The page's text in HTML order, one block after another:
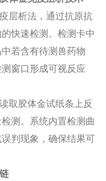
层析法，通过抗原抗
快速检测。检测卡中
若含有待测兽药物
窗口形成可视反应
取胶体金试纸条上反
测。系统内置检测曲
判现象，确保结果可